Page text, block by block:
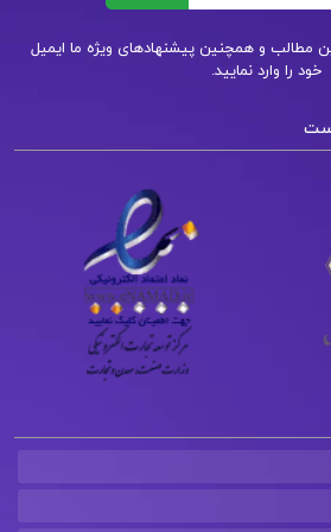
سمی
سمی
آدم های سمی
دانلود فایل PDF کتاب اصول مهندسی ژئوتکنیک
خاک شاپور طاحونی
محمد چالکش امیری
مطالب و همچنین پیشنهادهای ویژه ما ایمیل
خود را وارد نمایید.